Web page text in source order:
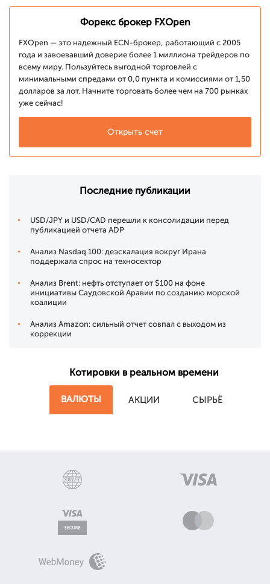
Форекс брокер FXOpen
FXOpen — это надежный ECN-брокер, работающий с 2005
года и завоевавший доверие более 1 миллиона трейдеров по
всему миру. Пользуйтесь выгодной торговлей с
минимальными спредами от 0,0 пункта и комиссиями от 1,50
долларов за лот. Начните торговать более чем на 700 рынках
уже сейчас!
Открыть счет
Последние публикации
USD/JPY и USD/CAD перешли к консолидации перед
публикацией отчета ADP
Анализ Nasdaq 100: деэскалация вокруг Ирана
поддержала спрос на техносектор
Анализ Brent: нефть отступает от $100 на фоне
инициативы Саудовской Аравии по созданию морской
коалиции
Анализ Amazon: сильный отчет совпал с выходом из
коррекции
Котировки в реальном времени
ВАЛЮТЫ АКЦИИ СЫРЬЁ